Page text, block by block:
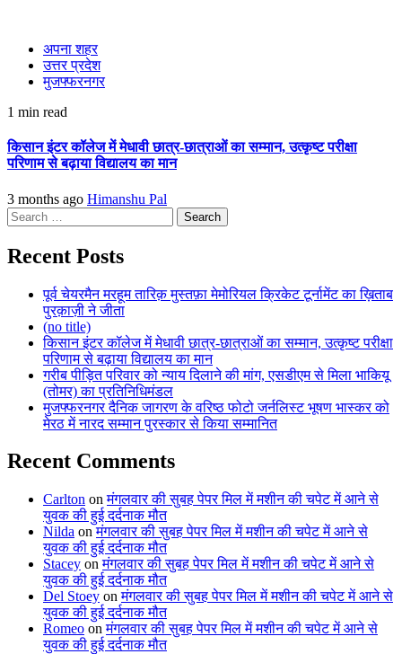
अपना शहर
उत्तर प्रदेश
मुजफ्फरनगर
1 min read
किसान इंटर कॉलेज में मेधावी छात्र-छात्राओं का सम्मान, उत्कृष्ट परीक्षा
परिणाम से बढ़ाया विद्यालय का मान
3 months ago Himanshu Pal
Search
for:
Recent Posts
पूर्व चेयरमैन मरहूम तारिक़ मुस्तफ़ा मेमोरियल क्रिकेट टूर्नामेंट का ख़िताब
पुरक़ाज़ी ने जीता
(no title)
किसान इंटर कॉलेज में मेधावी छात्र-छात्राओं का सम्मान, उत्कृष्ट परीक्षा
परिणाम से बढ़ाया विद्यालय का मान
गरीब पीड़ित परिवार को न्याय दिलाने की मांग, एसडीएम से मिला भाकियू
(तोमर) का प्रतिनिधिमंडल
मुजफ्फरनगर दैनिक जागरण के वरिष्ठ फोटो जर्नलिस्ट भूषण भास्कर को
मेरठ में नारद सम्मान पुरस्कार से किया सम्मानित
Recent Comments
Carlton onमंगलवार की सुबह पेपर मिल में मशीन की चपेट में आने से
युवक की हुई दर्दनाक मौत
Nilda onमंगलवार की सुबह पेपर मिल में मशीन की चपेट में आने से
युवक की हुई दर्दनाक मौत
Stacey onमंगलवार की सुबह पेपर मिल में मशीन की चपेट में आने से
युवक की हुई दर्दनाक मौत
Del Stoey onमंगलवार की सुबह पेपर मिल में मशीन की चपेट में आने से
युवक की हुई दर्दनाक मौत
Romeo onमंगलवार की सुबह पेपर मिल में मशीन की चपेट में आने से
युवक की हुई दर्दनाक मौत